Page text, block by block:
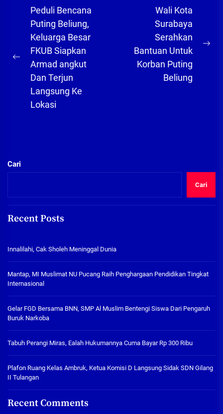
Navigasi
pos
Previous
post:
Peduli Bencana
Puting Beliung,
Keluarga Besar
FKUB Siapkan
Armad angkut
Dan Terjun
Langsung Ke
Lokasi
Wali Kota
Surabaya
Serahkan
Bantuan Untuk
Korban Puting
Beliung
Cari
Cari
Recent Posts
Innalilahi, Cak Sholeh Meninggal Dunia
Mantap, MI Muslimat NU Pucang Raih Penghargaan Pendidikan Tingkat
Internasional
Gelar FGD Bersama BNN, SMP Al Muslim Bentengi Siswa Dari Pengaruh
Buruk Narkoba
Tabuh Perangi Miras, Ealah Hukumannya Cuma Bayar Rp 300 Ribu
Plafon Ruang Kelas Ambruk, Ketua Komisi D Langsung Sidak SDN Gilang
II Tulangan
Recent Comments